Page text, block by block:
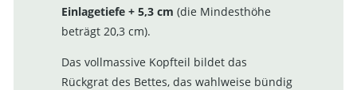
Einlagetiefe + 5,3 cm (die Mindesthöhe
beträgt 20,3 cm).
Das vollmassive Kopfteil bildet das
Rückgrat des Bettes, das wahlweise bündig